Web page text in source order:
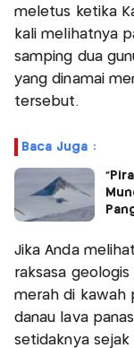
meletus ketika
kali melihatnya
samping dua
yang dinamai
tersebut.
Baca Juga :
Jika Anda
raksasa
merah di kawah
danau lava
setidaknya sejak